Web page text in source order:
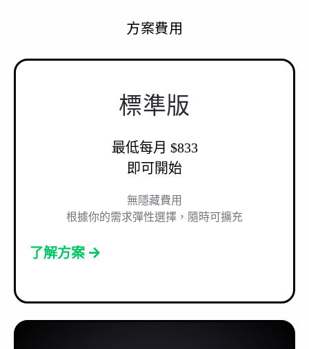
方案費用
標準版
最低每月 $833
即可開始
無隱藏費用
根據你的需求彈性選擇，隨時可擴充
了解方案